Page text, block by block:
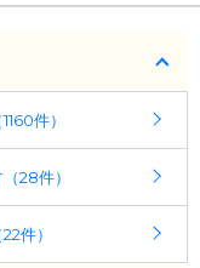
件）
28件）
件）